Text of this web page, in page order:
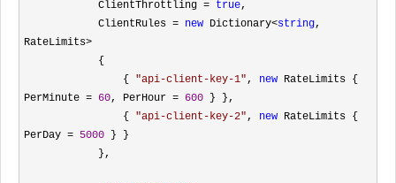
            ClientThrottling =
true,
            ClientRules
= new Dictionary<string,
RateLimits>
                {
"api-client-key-1", new RateLimits {
PerMinute = 60, PerHour = 600 } },
                {
"api-client-key-2", new RateLimits {
PerDay = 5000 } }